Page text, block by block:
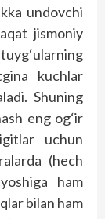
undovchi
jismoniy
kuchlar
Shuning
eng og‘ir
uchun
(hech
ham
bilan ham